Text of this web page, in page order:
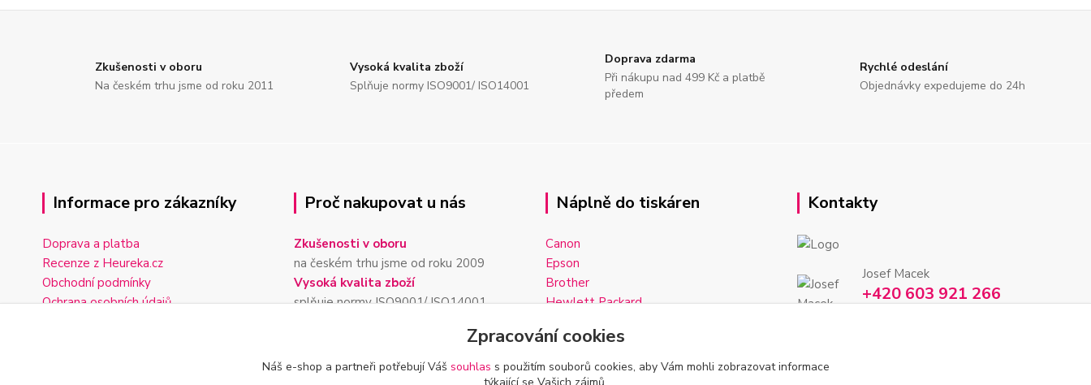
Zkušenosti v oboru
Na českém trhu jsme od roku 2011
Vysoká kvalita zboží
Splňuje normy ISO9001/ ISO14001
Doprava zdarma
Při nákupu nad 499 Kč a platbě
předem
Rychlé odeslání
Objednávky expedujeme do 24h
Informace pro zákazníky
Doprava a platba
Recenze z Heureka.cz
Obchodní podmínky
Ochrana osobních údajů
Proč nakupovat u nás
Zkušenosti v oboru
na českém trhu jsme od roku 2009
Vysoká kvalita zboží
splňuje normy ISO9001/ ISO14001
nákup nad 499 Kč a platba předem
Rychlé odeslání
Náplně do tiskáren
Canon
Epson
Brother
Hewlett Packard
Kodak
Samsung
Kontakty
Josef Macek
+420 603 921 266
Zpracování cookies
Náš e-shop a partneři potřebují Váš souhlas s použitím souborů cookies, aby Vám mohli zobrazovat informace